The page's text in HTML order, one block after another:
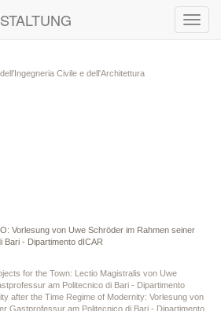
Civile e dell'Architettura
Vorlesung von Uwe Schröder im Rahmen seiner
- Dipartimento dICAR
for the Town: Lectio Magistralis von Uwe
am Politecnico di Bari - Dipartimento
after the Time Regime of Modernity: Vorlesung von
Gastprofessur am Politecnico di Bari - Dipartimento